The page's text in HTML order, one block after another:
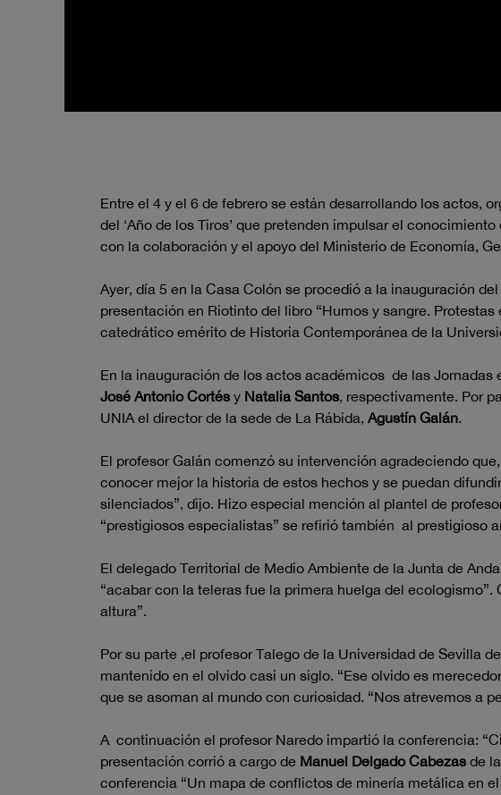
Entre el 4 y el 6 de febrero se están desarrollando los actos,
del ‘Año de los Tiros’ que pretenden impulsar el
con la colaboración y el apoyo del Ministerio de Economía,
Ayer, día 5 en la Casa Colón se procedió a la inauguración
presentación en Riotinto del libro “Humos y sangre.
catedrático emérito de Historia Contemporánea de la
En la inauguración de los actos académicos de las
José Antonio Cortés y Natalia Santos, respectivamente. Por
UNIA el director de la sede de La Rábida, Agustín Galán.
El profesor Galán comenzó su intervención agradeciendo
conocer mejor la historia de estos hechos y se puedan
silenciados”, dijo. Hizo especial mención al plantel de
“prestigiosos especialistas” se refirió también al prestigioso
El delegado Territorial de Medio Ambiente de la Junta de
“acabar con la teleras fue la primera huelga del
altura”.
Por su parte ,el profesor Talego de la Universidad de Sevilla
mantenido en el olvido casi un siglo. “Ese olvido es
que se asoman al mundo con curiosidad. “Nos atrevemos a
A continuación el profesor Naredo impartió la conferencia:
presentación corrió a cargo de Manuel Delgado Cabezas de
conferencia “Un mapa de conflictos de minería metálica en